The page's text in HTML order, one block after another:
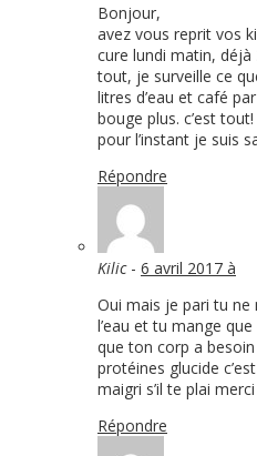
Bonjour,
avez vous reprit vos
cure lundi matin, déjà
tout, je surveille ce
litres d’eau et café
bouge plus. c’est
pour l’instant je suis
Répondre
Kilic- 6 avril 2017 à
Oui mais je pari tu
l’eau et tu mange
que ton corp a
protéines glucide
maigri s’il te plai merci
Répondre